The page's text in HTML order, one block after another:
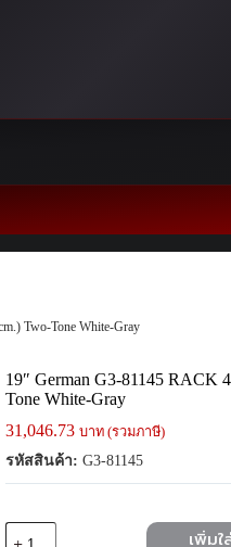
Two-Tone White-Gray
19″ German G3-81145 RACK
Tone White-Gray
31,046.73 บาท (รวมภาษี)
รหัสสินค้า: G3-81145
เพิ่มใ